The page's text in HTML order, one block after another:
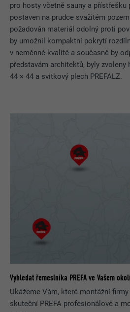
pro hosty včetně sauny a přístřešku
postaven na prudce svažitém
požadován materiál odolný proti
by umožnil kompaktní pokrytí
v neměnné kvalitě a současně by
představám architektů, byly zvoleny
44 × 44 a svitkový plech PREFALZ.
Vyhledat řemeslníka PREFA ve Vašem
Ukážeme Vám, které montážní
skuteční PREFA profesionálové a